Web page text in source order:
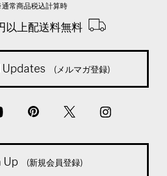
常商品税込計算時
上配送料無料
Updates (メルマガ登録)
Up (新規会員登録)